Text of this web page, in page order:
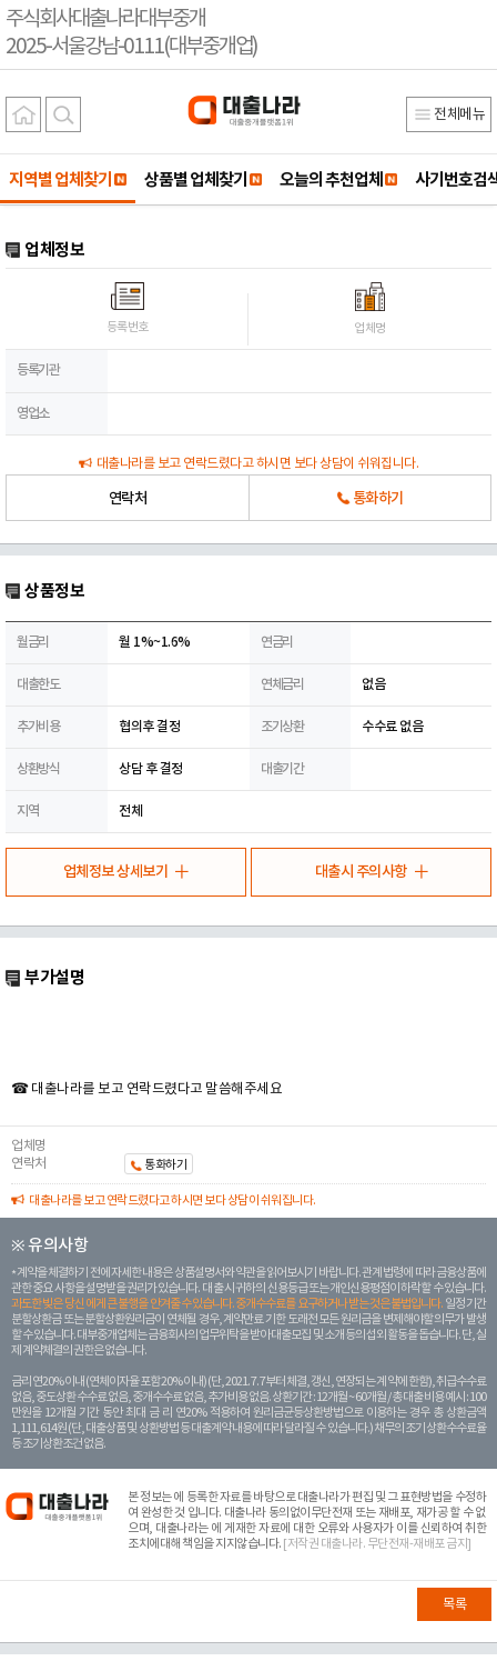
주식회사대출나라대부중개
2025-서울강남-0111(대부중개업)
전체메뉴
지역별 업체찾기 상품별 업체찾기 오늘의 추천업체 사기번호검
업체정보
등록번호 업체명
등록기관
영업소
대출나라를 보고 연락드렸다고 하시면 보다 상담이 쉬워집니다.
연락처 통화하기
상품정보
월금리 월 1%~1.6% 연금리
대출한도 연체금리 없음
추가비용 협의후 결정 조기상환 수수료 없음
상환방식 상담 후 결정 대출기간
지역 전체
업체정보 상세보기 대출시 주의사항
부가설명
☎ 대출나라를 보고 연락드렸다고 말씀해주세요
업체명
연락처
통화하기
대출나라를 보고 연락드렸다고 하시면 보다 상담이 쉬워집니다.
※ 유의사항
계약을 체결하기 전에 자세한 내용은 상품설명서와 약관을 읽어보시기 바랍니다. 관계 법령에 따라 금융상품에
관한 중요 사항을 설명받을 권리가 있습니다. 대 출 시 귀하의 신용등급 또는 개인신용평점이 하락할 수 있습니다.
과도한 빚은 당신 에게 큰 불행을 안겨줄 수 있습니다. 중개수수료를 요구하거나 받는 것은 불법입니다. 일정 기간
분할상환금 또는 분할상환원리금이 연체될 경우, 계약만료 기한 도래전 모든 원리금을 변제해야할 의무가 발생
할 수 있습니다. 대부중개업체는 금융회사의 업무위탁을 받아 대출모집 및 소개 등의 섭외 활동을 돕습니다. 단, 실
제 계약체결의 권한은 없습니다.
금리 연20% 이내 (연체이자율 포함 20% 이내) (단, 2021. 7. 7부터 체결, 갱신, 연장되는 계 약에 한함), 취급수수료
없음, 중도상환 수수료 없음, 중개수수료 없음, 추가비용 없음. 상환기간 : 12개월 ~ 60개월 / 총 대출 비용 예시 : 100
만원을 12개월 기간 동안 최대 금 리 연20% 적용하여 원리금균등상환방법으로 이용하는 경우 총 상환금액
1,111,614원 (단, 대출상품 및 상환방법 등 대출계약 내용에 따라 달라질 수 있습니다.) 채무의 조기 상환수수료율
등 조기상환조건 없음.
본 정보는에 등록한 자료를 바탕으로 대출나라가 편집 및 그 표현방법을 수정하
여 완성한 것 입니다. 대출나라 동의없이무단전재 또는 재배포, 재가공 할 수 없
으며, 대출나라는 에 게재한 자료에 대한 오류와 사용자가 이를 신뢰하여 취한
조치에대해 책임을 지지않습니다. [저작권 대출나라. 무단전재-재배포 금지]
목록